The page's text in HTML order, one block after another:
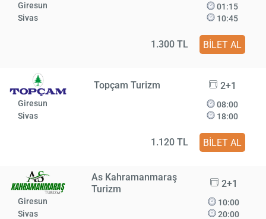
Giresun
Sivas
01:15
10:45
1.300 TL BİLET AL
Topçam Turizm 2+1
Giresun
Sivas
08:00
18:00
1.120 TL BİLET AL
As Kahramanmaraş
Turizm
2+1
Giresun
Sivas
10:00
20:00